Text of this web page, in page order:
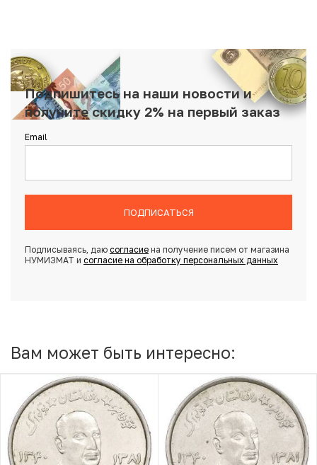
Подпишитесь на наши новости и
получите скидку 2% на первый заказ
Email
ПОДПИСАТЬСЯ
Подписываясь, даю согласиена получение писем от магазина
НУМИЗМАТ и согласие на обработку персональных данных
Вам может быть интересно: